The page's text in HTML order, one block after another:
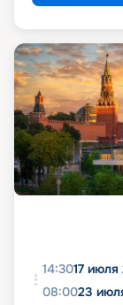
14:3017 июля
08:0023